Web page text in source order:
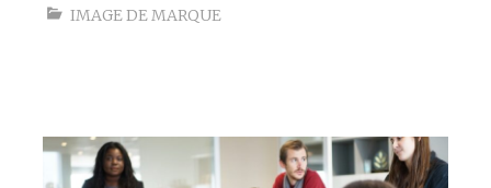
IMAGE DE MARQUE